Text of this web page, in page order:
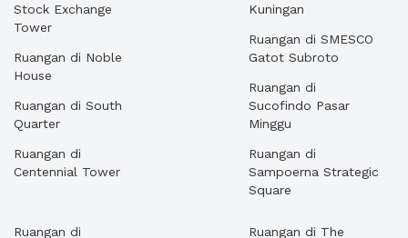
Stock Exchange
Tower
Ruangan di Noble
House
Ruangan di South
Quarter
Ruangan di
Centennial Tower
Kuningan
Ruangan di SMESCO
Gatot Subroto
Ruangan di
Sucofindo Pasar
Minggu
Ruangan di
Sampoerna Strategic
Square
Ruangan di
Ruangan di The